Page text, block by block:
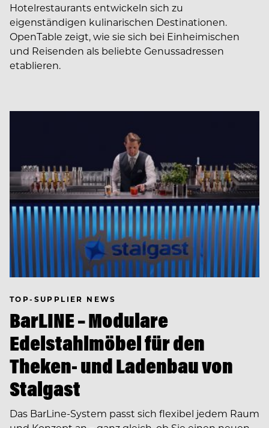
Hotelrestaurants entwickeln sich zu
eigenständigen kulinarischen Destinationen.
OpenTable zeigt, wie sie sich bei Einheimischen
und Reisenden als beliebte Genussadressen
etablieren.
TOP-SUPPLIER NEWS
BarLINE – Modulare
Edelstahlmöbel für den
Theken- und Ladenbau von
Stalgast
Das BarLine-System passt sich flexibel jedem Raum